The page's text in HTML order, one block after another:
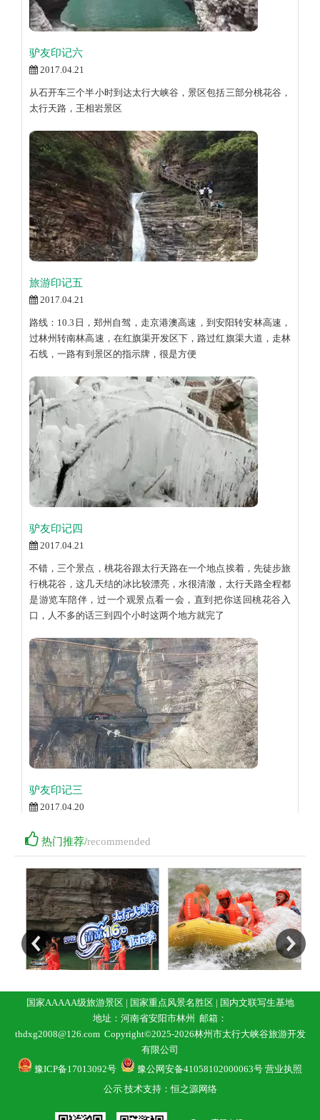
驴友印记六
2017.04.21
从石开车三个半小时到达太行大峡谷，景区包括三部分桃花谷，
太行天路，王相岩景区
旅游印记五
2017.04.21
路线：10.3日，郑州自驾，走京港澳高速，到安阳转安林高速，
过林州转南林高速，在红旗渠开发区下，路过红旗渠大道，走林
石线，一路有到景区的指示牌，很是方便
驴友印记四
2017.04.21
不错，三个景点，桃花谷跟太行天路在一个地点挨着，先徒步旅
行桃花谷，这几天结的冰比较漂亮，水很清澈，太行天路全程都
是游览车陪伴，过一个观景点看一会，直到把你送回桃花谷入
口，人不多的话三到四个小时这两个地方就完了
驴友印记三
2017.04.20
回来后一直忙于工作，直到现在来着感受门票160，同程网上预
订会有优惠不少！
更多 »
旅游攻略
 热门推荐/recommended
太行大峡谷漂流
国家AAAAA级旅游景区 | 国家重点风景名胜区 | 国内文联写生基地
地址：河南省安阳市林州 邮箱：
thdxg2008@126.com Copyright©2025-2026林州市太行大峡谷旅游开发
有限公司
豫ICP备17013092号
豫公网安备41058102000063号 营业执照
公示技术支持：恒之源网络